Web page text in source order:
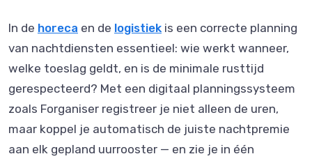
In de horeca en de logistiek is een correcte planning
van nachtdiensten essentieel: wie werkt wanneer,
welke toeslag geldt, en is de minimale rusttijd
gerespecteerd? Met een digitaal planningssysteem
zoals Forganiser registreer je niet alleen de uren,
maar koppel je automatisch de juiste nachtpremie
aan elk gepland uurrooster — en zie je in één